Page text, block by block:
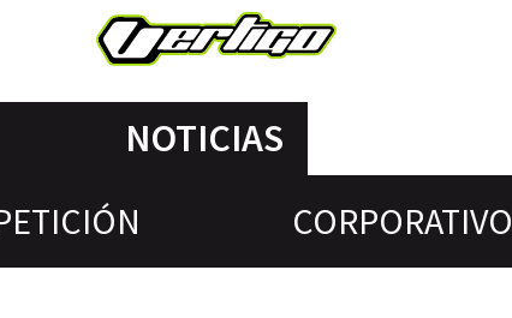
NOTICIAS
CORPORATIVO